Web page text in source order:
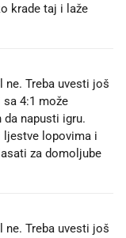
krade taj i laže
ne. Treba uvesti još
4:1 može
napusti igru.
ljestve lopovima i
za domoljube
ne. Treba uvesti još